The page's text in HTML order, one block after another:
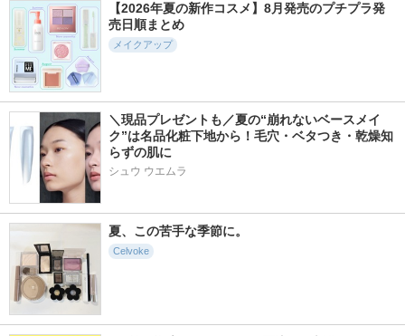
【2026年夏の新作コスメ】8月発売のプチプラ発
売日順まとめ
メイクアップ
＼現品プレゼントも／夏の“崩れないベースメイ
ク”は名品化粧下地から！毛穴・ベタつき・乾燥知
らずの肌に
シュウ ウエムラ
夏、この苦手な季節に。
Celvoke